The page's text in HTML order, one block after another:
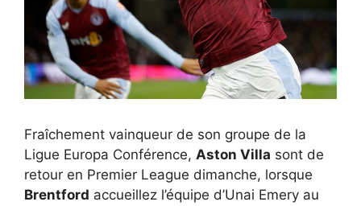
Fraîchement vainqueur de son groupe de la
Ligue Europa Conférence, Aston Villa sont de
retour en Premier League dimanche, lorsque
Brentford accueillez l’équipe d’Unai Emery au